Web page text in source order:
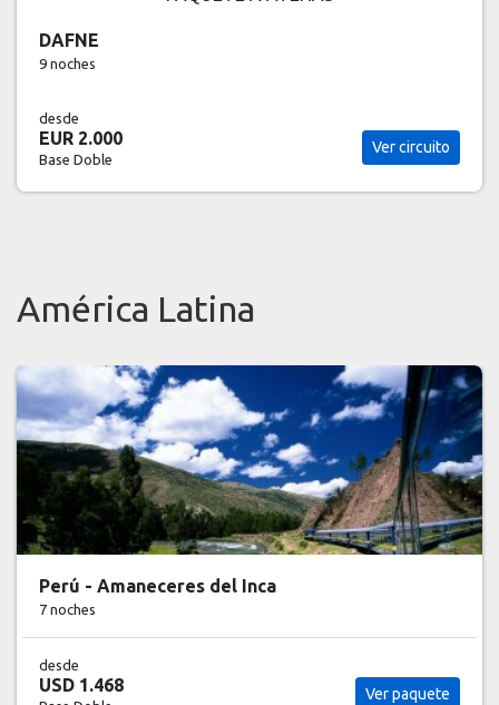
DAFNE
9 noches
desde
EUR 2.000
Base Doble
Ver circuito
América Latina
Perú - Amaneceres del Inca
7 noches
desde
USD 1.468 Ver paquete